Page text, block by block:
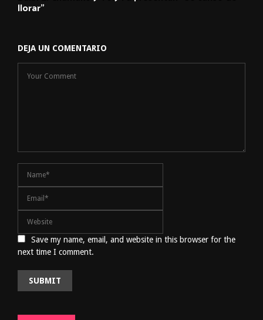
llorar”
DEJA UN COMENTARIO
Save my name, email, and website in this browser for the
next time I comment.